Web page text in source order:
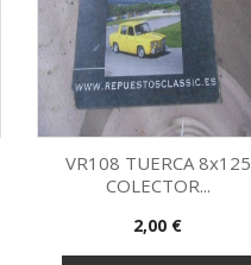
Vista rápida
VR108 TUERCA 8x125
COLECTOR...
Precio
2,00 €